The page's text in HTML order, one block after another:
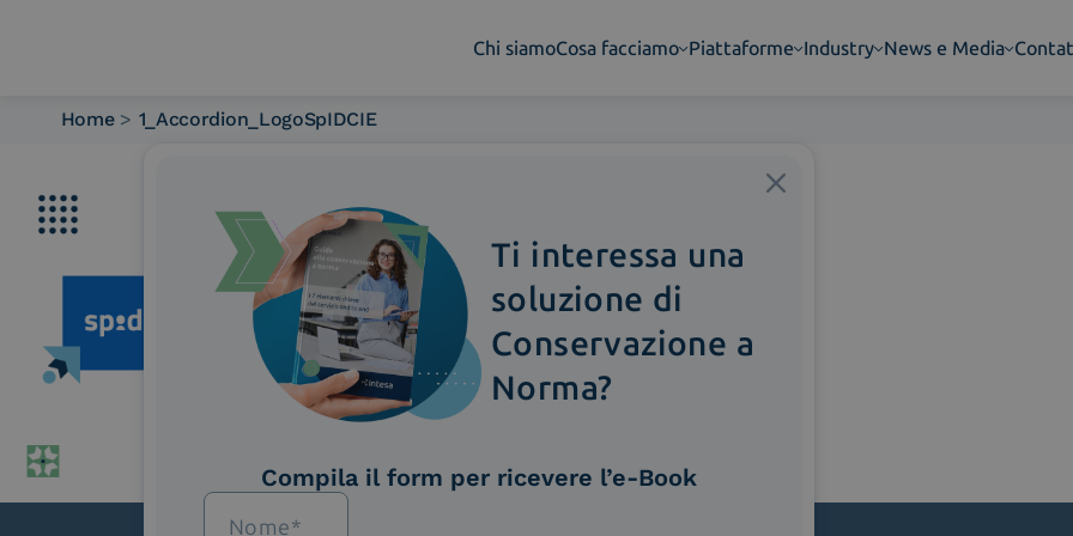
Chi siamoCosa facciamo Piattaforme Industry News e Media
Cosa facciamo
Piattaforme
Contattaci
Home > 1_Accordion_LogoSpIDCIE
Ti interessa una
soluzione di
Conservazione a
Norma?
Compila il form per ricevere l’e-Book